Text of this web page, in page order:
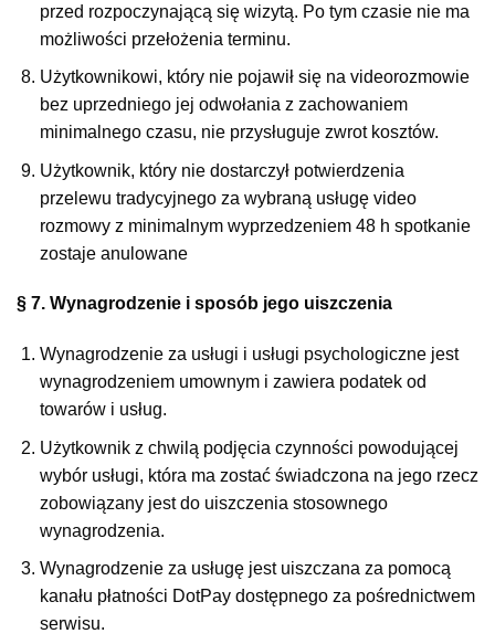
przed rozpoczynającą się wizytą. Po tym czasie nie ma
możliwości przełożenia terminu.
Użytkownikowi, który nie pojawił się na videorozmowie
bez uprzedniego jej odwołania z zachowaniem
minimalnego czasu, nie przysługuje zwrot kosztów.
Użytkownik, który nie dostarczył potwierdzenia
przelewu tradycyjnego za wybraną usługę video
rozmowy z minimalnym wyprzedzeniem 48 h spotkanie
zostaje anulowane
§ 7. Wynagrodzenie i sposób jego uiszczenia
Wynagrodzenie za usługi i usługi psychologiczne jest
wynagrodzeniem umownym i zawiera podatek od
towarów i usług.
Użytkownik z chwilą podjęcia czynności powodującej
wybór usługi, która ma zostać świadczona na jego rzecz
zobowiązany jest do uiszczenia stosownego
wynagrodzenia.
Wynagrodzenie za usługę jest uiszczana za pomocą
kanału płatności DotPay dostępnego za pośrednictwem
serwisu.